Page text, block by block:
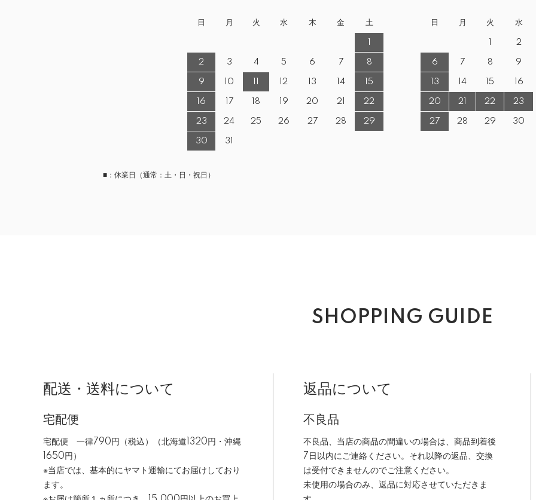
日 月 火 水 木 金 土
2 3 4 5 6 7 8
9 10 12 13 14 15
16 17 18 19 20 21 22
23 24 25 26 27 28 29
30 31
日 月 火 水
2
6 7 8 9
13 14 15 16
20 21 22 23
27 28 29 30
■：休業日（通常：土・日・祝日）
SHOPPING GUIDE
配送・送料について
宅配便
宅配便 一律790円（税込）（北海道1320円・沖縄
1650円）
※当店では、基本的にヤマト運輸にてお届けしており
ます。
返品について
不良品
不良品、当店の商品の間違いの場合は、商品到着後
7日以内にご連絡ください。それ以降の返品、交換
は受付できませんのでご注意ください。
未使用の場合のみ、返品に対応させていただきま